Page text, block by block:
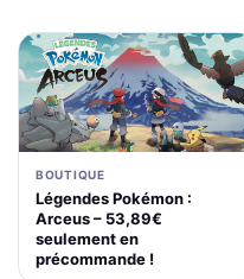
BOUTIQUE
Légendes Pokémon :
Arceus – 53,89€
seulement en
précommande !